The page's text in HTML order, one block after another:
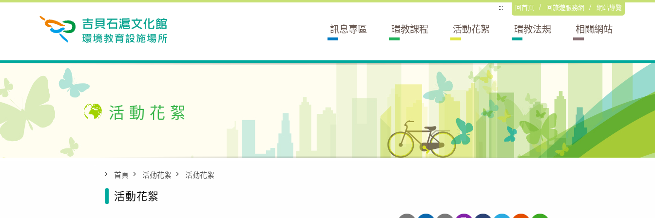
::: 回首頁 回旅遊服務網 網站導覽
訊息專區 環教課程 活動花絮 環教法規 相關網站
活動花絮
首頁 活動花絮 活動花絮
活動花絮